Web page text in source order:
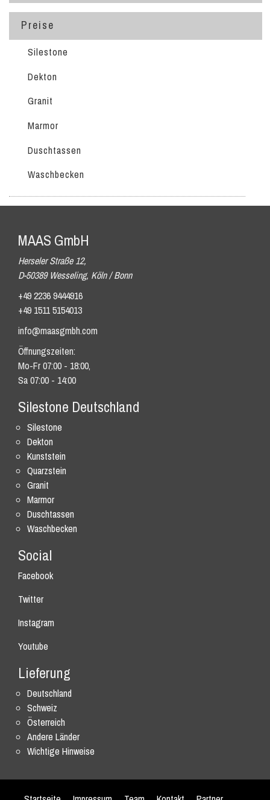
Preise
Silestone
Dekton
Granit
Marmor
Duschtassen
Waschbecken
MAAS GmbH
Herseler Straße 12,
D-50389 Wesseling, Köln / Bonn
+49 2236 9444916
+49 1511 5154013
info@maasgmbh.com
Öffnungszeiten:
Mo-Fr 07:00 - 18:00,
Sa 07:00 - 14:00
Silestone Deutschland
Silestone
Dekton
Kunststein
Quarzstein
Granit
Marmor
Duschtassen
Waschbecken
Social
Facebook
Twitter
Instagram
Youtube
Lieferung
Deutschland
Schweiz
Österreich
Andere Länder
Wichtige Hinweise